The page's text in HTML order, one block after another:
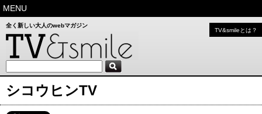
MENU
全く新しい大人のwebマガジン
TV&smileとは？
シコウヒンTV